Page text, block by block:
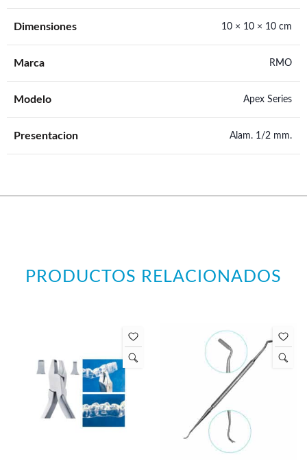
Dimensiones 10 × 10 × 10 cm
Marca RMO
Modelo Apex Series
Presentacion Alam. 1/2 mm.
PRODUCTOS RELACIONADOS